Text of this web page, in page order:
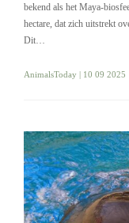
bekend als het Maya-
hectare, dat zich uitstrekt
Dit…
AnimalsToday | 10 09 2025